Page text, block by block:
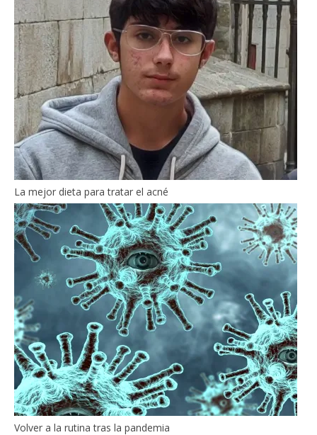
La mejor dieta para tratar el acné
Volver a la rutina tras la pandemia